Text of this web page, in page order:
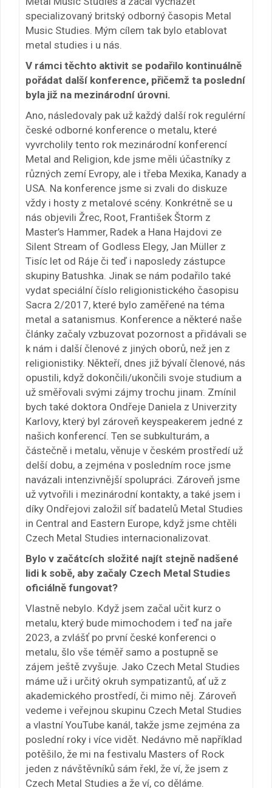
specializovaný britský odborný časopis Metal
Music Studies. Mým cílem tak bylo etablovat
metal studies i u nás.
V rámci těchto aktivit se podařilo kontinuálně
pořádat další konference, přičemž ta poslední
byla již na mezinárodní úrovni.
Ano, následovaly pak už každý další rok regulérní
české odborné konference o metalu, které
vyvrcholily tento rok mezinárodní konferencí
Metal and Religion, kde jsme měli účastníky z
různých zemí Evropy, ale i třeba Mexika, Kanady a
USA. Na konference jsme si zvali do diskuze
vždy i hosty z metalové scény. Konkrétně se u
nás objevili Žrec, Root, František Štorm z
Master’s Hammer, Radek a Hana Hajdovi ze
Silent Stream of Godless Elegy, Jan Müller z
Tisíc let od Ráje či teď i naposledy zástupce
skupiny Batushka. Jinak se nám podařilo také
vydat speciální číslo religionistického časopisu
Sacra 2/2017, které bylo zaměřené na téma
metal a satanismus. Konference a některé naše
články začaly vzbuzovat pozornost a přidávali se
k nám i další členové z jiných oborů, než jen z
religionistiky. Někteří, dnes již bývalí členové, nás
opustili, když dokončili/ukončili svoje studium a
už směřovali svými zájmy trochu jinam. Zmínil
bych také doktora Ondřeje Daniela z Univerzity
Karlovy, který byl zároveň keyspeakerem jedné z
našich konferencí. Ten se subkulturám, a
částečně i metalu, věnuje v českém prostředí už
delší dobu, a zejména v posledním roce jsme
navázali intenzivnější spolupráci. Zároveň jsme
už vytvořili i mezinárodní kontakty, a také jsem i
díky Ondřejovi založil síť badatelů Metal Studies
in Central and Eastern Europe, když jsme chtěli
Czech Metal Studies internacionalizovat.
Bylo v začátcích složité najít stejně nadšené
lidi k sobě, aby začaly Czech Metal Studies
oficiálně fungovat?
Vlastně nebylo. Když jsem začal učit kurz o
metalu, který bude mimochodem i teď na jaře
2023, a zvlášť po první české konferenci o
metalu, šlo vše téměř samo a postupně se
zájem ještě zvyšuje. Jako Czech Metal Studies
máme už i určitý okruh sympatizantů, ať už z
akademického prostředí, či mimo něj. Zároveň
vedeme i veřejnou skupinu Czech Metal Studies
a vlastní YouTube kanál, takže jsme zejména za
poslední roky i více vidět. Nedávno mě například
potěšilo, že mi na festivalu Masters of Rock
jeden z návštěvníků sám řekl, že ví, že jsem z
Czech Metal Studies a že ví, co děláme.